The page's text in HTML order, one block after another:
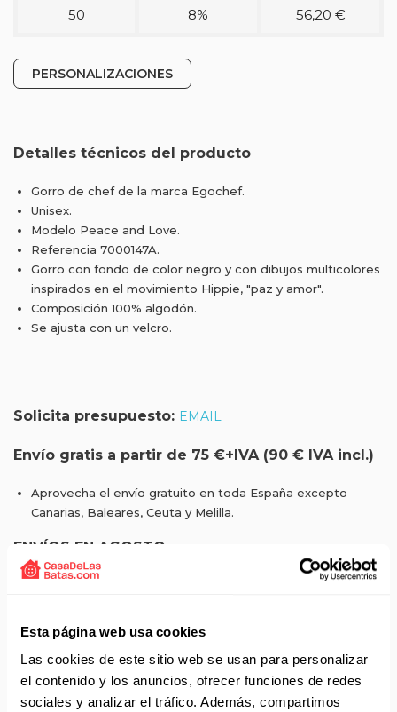
Esta página web usa cookies
Las cookies de este sitio web se usan para personalizar
el contenido y los anuncios, ofrecer funciones de redes
sociales y analizar el tráfico. Además, compartimos
50 8% 56,20 €
PERSONALIZACIONES
Detalles técnicos del producto
Gorro de chef de la marca Egochef.
Unisex.
Modelo Peace and Love.
Referencia 7000147A.
Gorro con fondo de color negro y con dibujos multicolores
inspirados en el movimiento Hippie, "paz y amor".
Composición 100% algodón.
Se ajusta con un velcro.
Solicita presupuesto: EMAIL
Envío gratis a partir de 75 €+IVA (90 € IVA incl.)
Aprovecha el envío gratuito en toda España excepto
Canarias, Baleares, Ceuta y Melilla.
ENVÍOS EN AGOSTO
con disponibilidad 24/48 horas.
Si adquieres productos con distinto plazo de entrega, el
pedido se envía cuando está completo.
Los productos sin disponibilidad 24 horas serán servidos a
partir de la fecha indicada en cada producto según fábrica.